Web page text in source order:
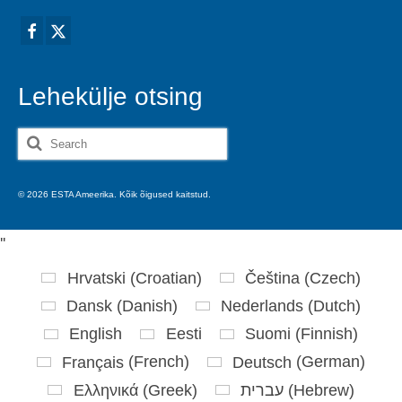
Lehekülje otsing
Search
for:
© 2026 ESTA Ameerika. Kõik õigused kaitstud.
''
Hrvatski (Croatian) Čeština (Czech)
Dansk (Danish) Nederlands (Dutch)
English
Eesti Suomi (Finnish)
Français (French) Deutsch (German)
Ελληνικά(Greek) עברית(Hebrew)